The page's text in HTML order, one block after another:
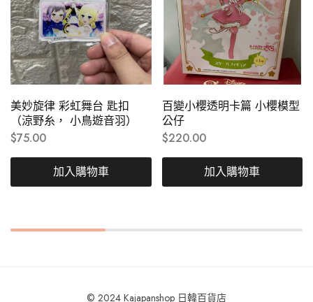
美妙旋律 彩虹舞台 匙扣
（涼野糸， 小鳥遊音羽）
$75.00
加入購物車
百變小櫻透明卡篇 小櫻模型
公仔
$220.00
加入購物車
© 2024 Kajapanshop 日韓百貨店